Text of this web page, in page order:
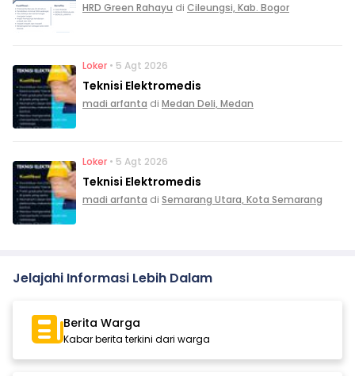
HRD Green Rahayu di Cileungsi, Kab. Bogor
Loker • 5 Agt 2026
Teknisi Elektromedis
madi arfanta di Medan Deli, Medan
Loker • 5 Agt 2026
Teknisi Elektromedis
madi arfanta di Semarang Utara, Kota Semarang
Jelajahi Informasi Lebih Dalam
Berita Warga
Kabar berita terkini dari warga